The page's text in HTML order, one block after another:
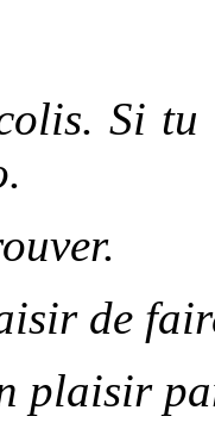
Si tu
de
plaisir